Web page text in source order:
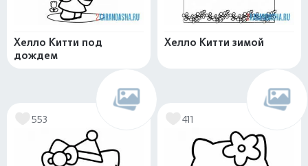
Хелло Китти под
дождем
Хелло Китти зимой
553 411